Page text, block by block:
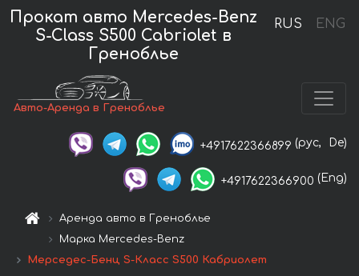
RUS ENG
Прокат авто Mercedes-Benz
S-Class S500 Cabriolet в
Греноблье
Авто-Аренда в Греноблье
+4917622366899 (рус, De)
+4917622366900 (Eng)
Аренда авто в Греноблье
Марка Mercedes-Benz
Мерседес-Бенц S-Класс S500 Кабриолет